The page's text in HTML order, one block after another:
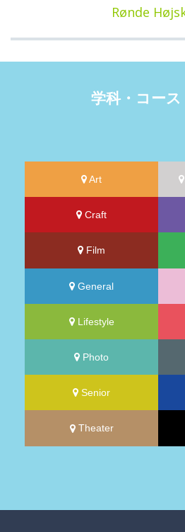
Rønde
学科・コー
Art
Craft
Film
General
Lifestyle
Photo
Senior
Theater